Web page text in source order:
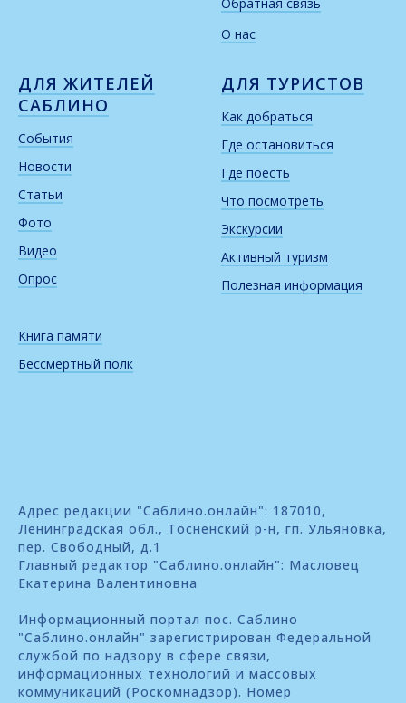
О нас
ДЛЯ ЖИТЕЛЕЙ
САБЛИНО
События
Новости
Статьи
Фото
Видео
Опрос
Книга памяти
Бессмертный полк
ДЛЯ ТУРИСТОВ
Как добраться
Где остановиться
Где поесть
Что посмотреть
Экскурсии
Активный туризм
Полезная информация
Адрес редакции "Саблино.онлайн": 187010,
Ленинградская обл., Тосненский р-н, гп. Ульяновка,
пер. Свободный, д.1
Главный редактор "Саблино.онлайн": Масловец
Екатерина Валентиновна
Информационный портал пос. Саблино
"Саблино.онлайн" зарегистрирован Федеральной
службой по надзору в сфере связи,
информационных технологий и массовых
коммуникаций (Роскомнадзор). Номер